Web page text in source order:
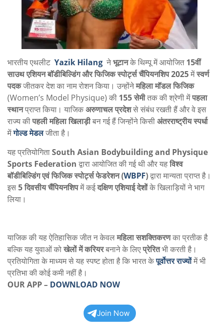
भारतीय एथलीट Yazik Hilang नेभूटानके थिम्पू में आयोजित15वीं
साउथ एशियन बॉडीबिल्डिंग और फिजिक स्पोर्ट्स चैंपियनशिप 2025मेंस्वर्ण
पदकजीतकर देश का नाम रोशन किया। उन्होंनेमहिला मॉडल फिजिक
(Women’s Model Physique) की 155 सेमीतक की श्रेणी मेंपहला
स्थानप्राप्त किया। याजिकअरुणाचल प्रदेशसे संबंध रखती हैं और वे इस
राज्य कीपहली महिला खिलाड़ीबन गई हैं जिन्होंने किसीअंतरराष्ट्रीय स्पर्धा
मेंगोल्ड मेडलजीता है।
यह प्रतियोगिताSouth Asian Bodybuilding and Physique
Sports Federation द्वारा आयोजित की गई थी और यहविश्व
बॉडीबिल्डिंग एवं फिजिक स्पोर्ट्स फेडरेशन (WBPF)द्वारा मान्यता प्राप्त है।
इस5 दिवसीय चैंपियनशिपमें कईदक्षिण एशियाई देशोंके खिलाड़ियों ने भाग
लिया।
याजिक की यह ऐतिहासिक जीत न केवलमहिला सशक्तिकरणका प्रतीक है
बल्कि यह युवाओं कोखेलों में करियरबनाने के लिएप्रेरितभी करती है।
प्रतियोगिता के माध्यम से यह स्पष्ट होता है कि भारत केपूर्वोत्तर राज्योंमें भी
प्रतिभा की कोई कमी नहीं है।
OUR APP– DOWNLOAD NOW
Join Now